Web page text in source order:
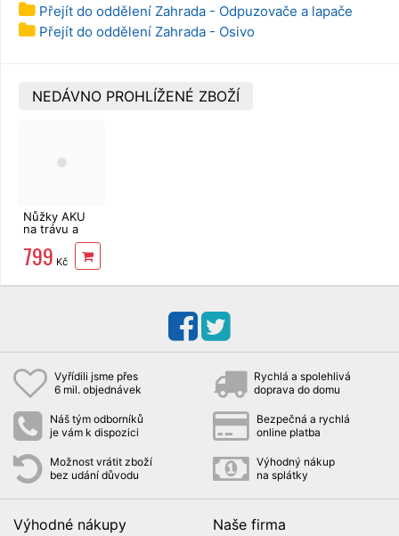
Přejít do oddělení Zahrada - Odpuzovače a lapače
Přejít do oddělení Zahrada - Osivo
NEDÁVNO PROHLÍŽENÉ ZBOŽÍ
Nůžky AKU
na trávu a
keře Riwall
Pro RASH
1236 LH s
799 Kč
Vyřídili jsme přes
6 mil. objednávek
Rychlá a spolehlivá
doprava do domu
Náš tým odborníků
je vám k dispozici
Bezpečná a rychlá
online platba
Možnost vrátit zboží
bez udání důvodu
Výhodný nákup
na splátky
Výhodné nákupy Naše firma